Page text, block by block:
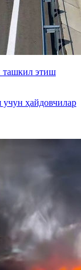
ташкил этиш
ҳайдовчилар